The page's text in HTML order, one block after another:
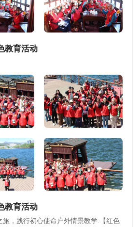
教育活动
教育活动
旅，践行初心使命户外情景教学:【红色